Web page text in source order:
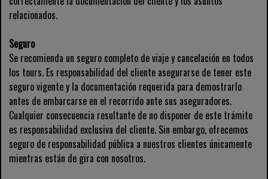
relacionados.
Seguro
Se recomienda un seguro completo de viaje y cancelación en todos
los tours. Es responsabilidad del cliente asegurarse de tener este
seguro vigente y la documentación requerida para demostrarlo
antes de embarcarse en el recorrido ante sus aseguradores.
Cualquier consecuencia resultante de no disponer de este trámite
es responsabilidad exclusiva del cliente. Sin embargo, ofrecemos
seguro de responsabilidad pública a nuestros clientes únicamente
mientras están de gira con nosotros.